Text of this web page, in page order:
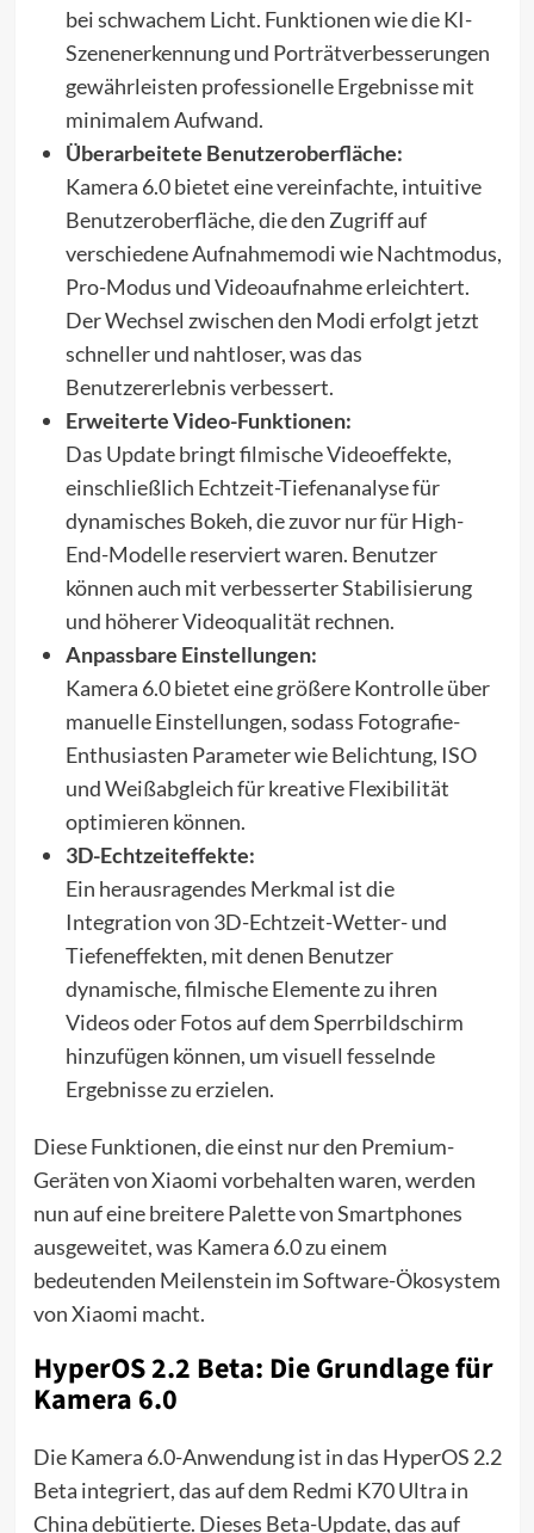
bei schwachem Licht. Funktionen wie die KI-
Szenenerkennung und Porträtverbesserungen
gewährleisten professionelle Ergebnisse mit
minimalem Aufwand.
Überarbeitete Benutzeroberfläche:
Kamera 6.0 bietet eine vereinfachte, intuitive
Benutzeroberfläche, die den Zugriff auf
verschiedene Aufnahmemodi wie Nachtmodus,
Pro-Modus und Videoaufnahme erleichtert.
Der Wechsel zwischen den Modi erfolgt jetzt
schneller und nahtloser, was das
Benutzererlebnis verbessert.
Erweiterte Video-Funktionen:
Das Update bringt filmische Videoeffekte,
einschließlich Echtzeit-Tiefenanalyse für
dynamisches Bokeh, die zuvor nur für High-
End-Modelle reserviert waren. Benutzer
können auch mit verbesserter Stabilisierung
und höherer Videoqualität rechnen.
Anpassbare Einstellungen:
Kamera 6.0 bietet eine größere Kontrolle über
manuelle Einstellungen, sodass Fotografie-
Enthusiasten Parameter wie Belichtung, ISO
und Weißabgleich für kreative Flexibilität
optimieren können.
3D-Echtzeiteffekte:
Ein herausragendes Merkmal ist die
Integration von 3D-Echtzeit-Wetter- und
Tiefeneffekten, mit denen Benutzer
dynamische, filmische Elemente zu ihren
Videos oder Fotos auf dem Sperrbildschirm
hinzufügen können, um visuell fesselnde
Ergebnisse zu erzielen.
Diese Funktionen, die einst nur den Premium-
Geräten von Xiaomi vorbehalten waren, werden
nun auf eine breitere Palette von Smartphones
ausgeweitet, was Kamera 6.0 zu einem
bedeutenden Meilenstein im Software-Ökosystem
von Xiaomi macht.
HyperOS 2.2 Beta: Die Grundlage für
Kamera 6.0
Die Kamera 6.0-Anwendung ist in das HyperOS 2.2
Beta integriert, das auf dem Redmi K70 Ultra in
China debütierte. Dieses Beta-Update, das auf